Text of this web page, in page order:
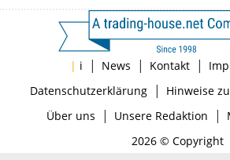
| i | News | Kontakt |
Datenschutzerklärung| Hinweise
Über uns | Unsere Redaktion |
2026 © Copyright